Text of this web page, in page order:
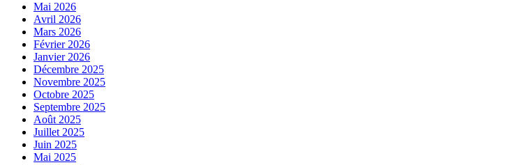
Mai 2026
Avril 2026
Mars 2026
Février 2026
Janvier 2026
Décembre 2025
Novembre 2025
Octobre 2025
Septembre 2025
Août 2025
Juillet 2025
Juin 2025
Mai 2025